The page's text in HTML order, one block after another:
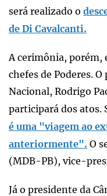
será realizado o
de Di Cavalcanti.
A cerimônia, porém,
chefes de Poderes.
Nacional, Rodrigo
participará dos atos.
é uma "viagem ao
anteriormente". O
(MDB-PB), vice-
Já o presidente da